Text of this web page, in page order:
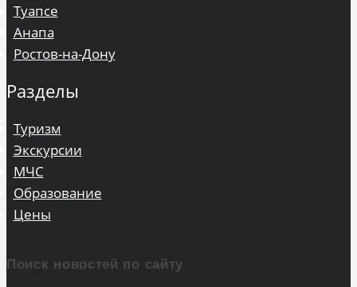
Туапсе
Анапа
Ростов-на-Дону
Разделы
Туризм
Экскурсии
МЧС
Образование
Цены
Поиск новостей по сайту